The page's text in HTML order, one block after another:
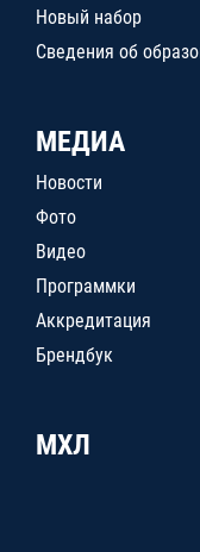
Новый набор
Сведения об
МЕДИА
Новости
Фото
Видео
Программки
Аккредитация
Брендбук
МХЛ